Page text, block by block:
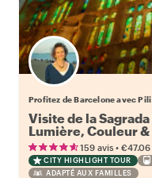
Profitez de Barcelone avec Pili
Visite de la
Lumière, Couleur
159 avis • €47.06
CITY HIGHLIGHT TOUR
ADAPTÉ AUX FAMILLES